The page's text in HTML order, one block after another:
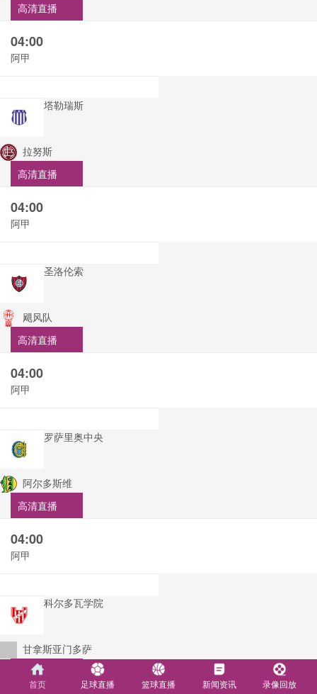
高清直播
04:00
阿甲
塔勒瑞斯
拉努斯
高清直播
04:00
阿甲
圣洛伦索
飓风队
高清直播
04:00
阿甲
罗萨里奥中央
阿尔多斯维
高清直播
04:00
阿甲
科尔多瓦学院
甘拿斯亚门多萨
高清直播
首页 足球直播 篮球直播 新闻资讯 录像回放